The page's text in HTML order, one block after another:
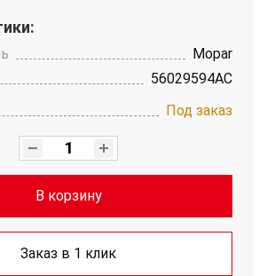
Mopar
56029594AC
Под заказ
В корзину
Заказ в 1 клик